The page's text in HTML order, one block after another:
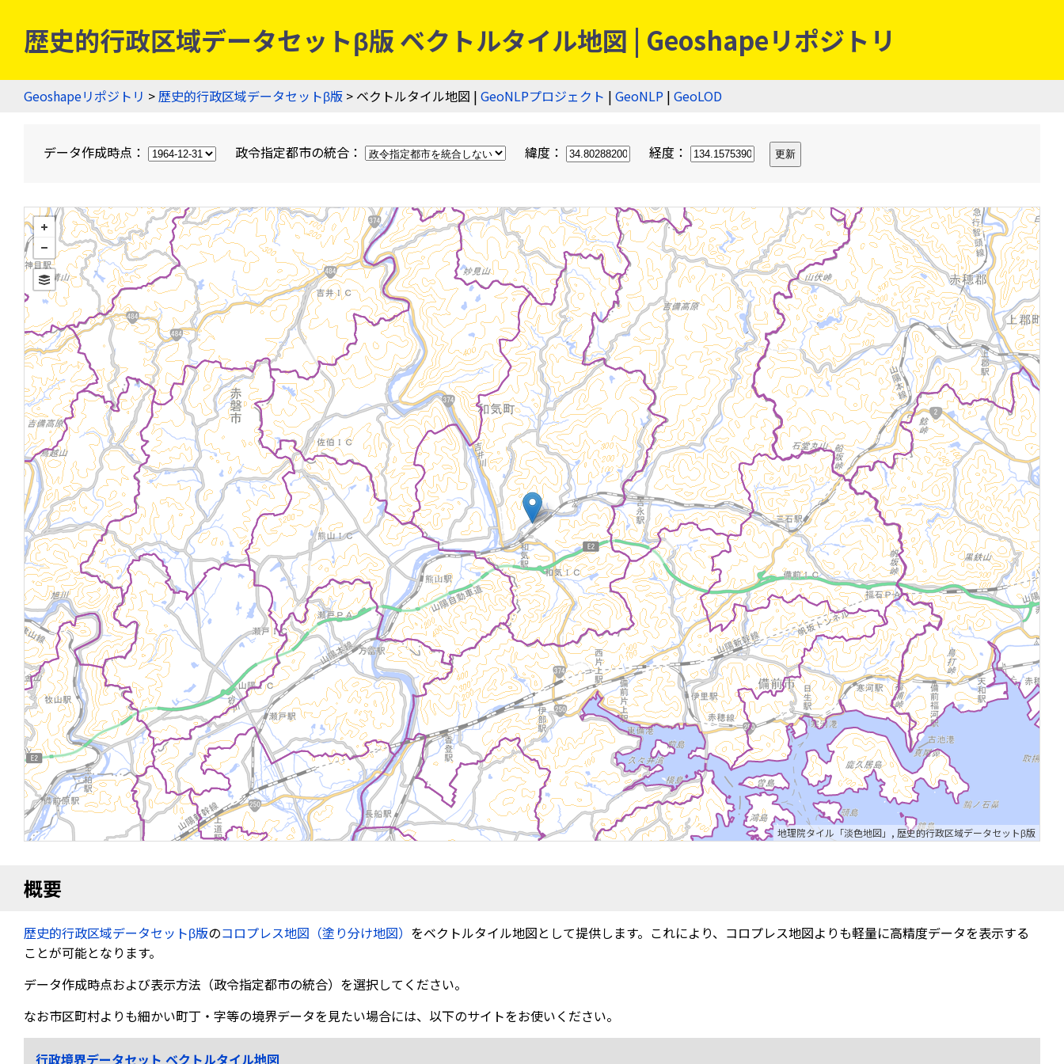
歴史的行政区域データセットβ版 ベクトルタイル地図 | Geoshapeリポジトリ
Geoshapeリポジトリ >歴史的行政区域データセットβ版 > ベクトルタイル地図 | GeoNLPプロジェクト | GeoNLP | GeoLOD
データ作成時点： 政令指定都市の統合： 緯度： 経度：
地理院タイル「淡色地図」 , 歴史的行政区域データセットβ版
概要
歴史的行政区域データセットβ版のコロプレス地図（塗り分け地図） をベクトルタイル地図として提供します。これにより、コロプレス地図よりも軽量に高精度データを表示する
ことが可能となります。
データ作成時点および表示方法（政令指定都市の統合）を選択してください。
なお市区町村よりも細かい町丁・字等の境界データを見たい場合には、以下のサイトをお使いください。
行政境界データセット ベクトルタイル地図